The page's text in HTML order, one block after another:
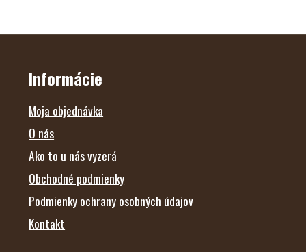
Z
Informácie
Moja objednávka
O nás
Ako to u nás vyzerá
Obchodné podmienky
Podmienky ochrany osobných údajov
Kontakt